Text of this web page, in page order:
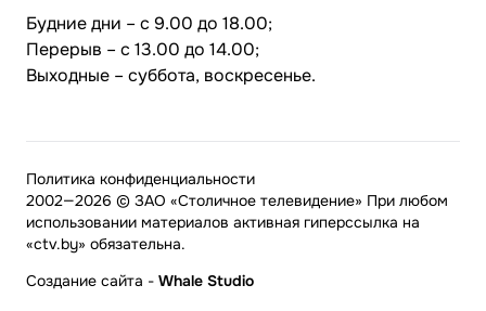
Будние дни – с 9.00 до 18.00;
Перерыв – с 13.00 до 14.00;
Выходные – суббота, воскресенье.
2002—2026 © ЗАО «Столичное телевидение» При любом
использовании материалов активная гиперссылка на
«ctv.by» обязательна.
Политика конфиденциальности
Создание сайта - Whale Studio